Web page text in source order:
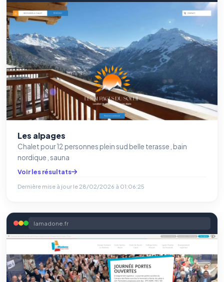
Les alpages
Chalet pour 12 personnes plein sud belle terasse , bain
nordique , sauna
Voir les résultats
Dernière mise à jour le 28/02/2026 à 01:06:25
lamadone.fr